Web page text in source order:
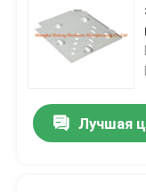
Лучшая